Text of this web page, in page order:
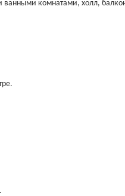
ванными комнатами, холл,